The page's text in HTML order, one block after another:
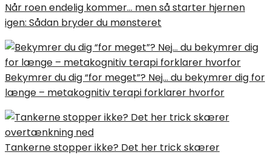
Når roen endelig kommer… men så starter hjernen
igen: Sådan bryder du mønsteret
Bekymrer du dig “for meget”? Nej… du bekymrer dig for
længe – metakognitiv terapi forklarer hvorfor
Tankerne stopper ikke? Det her trick skærer